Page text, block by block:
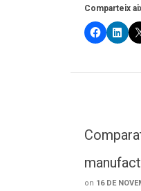
Comparteix
on 16 DE